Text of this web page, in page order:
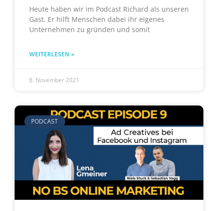
Heute haben wir im Podcast Richard als unseren
Gast. Er hilft Menschen dabei ihr eigenes
Unternehmen zu gründen und somit
WEITERLESEN »
8. November 2021
PODCAST